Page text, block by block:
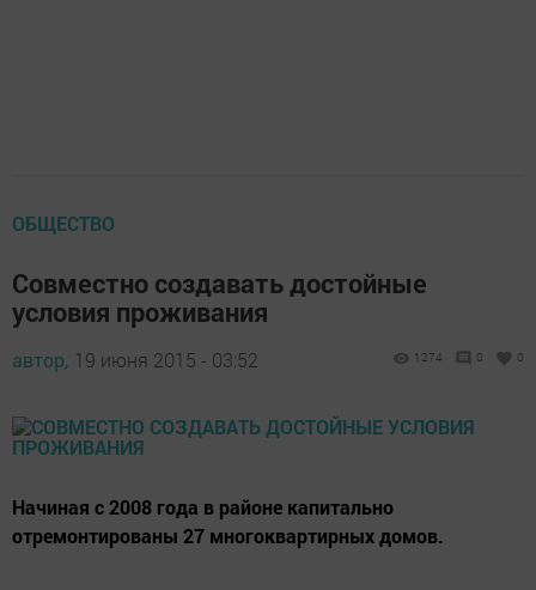
ОБЩЕСТВО
Совместно создавать достойные
условия проживания
автор, 19 июня 2015 - 03:52 1274 0 0
Начиная с 2008 года в районе капитально
отремонтированы 27 многоквартирных домов.